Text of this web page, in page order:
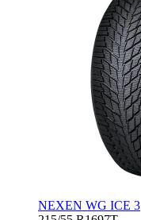
NEXEN WG ICE 3